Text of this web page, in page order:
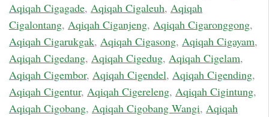
Aqiqah Cigagade, Aqiqah Cigaleuh, Aqiqah
Cigalontang, Aqiqah Ciganjeng, Aqiqah Cigaronggong,
Aqiqah Cigarukgak, Aqiqah Cigasong, Aqiqah Cigayam,
Aqiqah Cigedang, Aqiqah Cigedug, Aqiqah Cigelam,
Aqiqah Cigembor, Aqiqah Cigendel, Aqiqah Cigending,
Aqiqah Cigentur, Aqiqah Cigereleng, Aqiqah Cigintung,
Aqiqah Cigobang, Aqiqah Cigobang Wangi, Aqiqah